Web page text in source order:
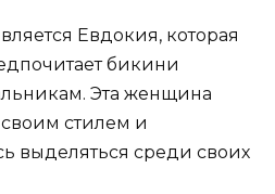
Евдокия, которая
бикини
Эта женщина
стилем и
выделяться среди своих